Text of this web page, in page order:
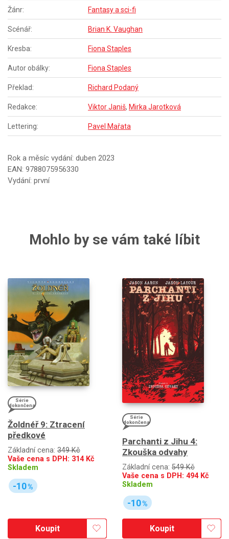
Žánr: Fantasy a sci-fi
Scénář: Brian K. Vaughan
Kresba: Fiona Staples
Autor obálky: Fiona Staples
Překlad: Richard Podaný
Redakce: Viktor Janiš, Mirka Jarotková
Lettering: Pavel Mařata
Rok a měsíc vydání: duben 2023
EAN: 9788075956330
Vydání: první
Mohlo by se vám také líbit
Série
dokončena
Žoldnéř 9: Ztracení
předkové
Základní cena: 349 Kč
Vaše cena s DPH: 314Kč
Skladem
-10%
Koupit
Série
dokončena
Parchanti z Jihu 4:
Zkouška odvahy
Základní cena: 549 Kč
Vaše cena s DPH: 494Kč
Skladem
-10%
Koupit